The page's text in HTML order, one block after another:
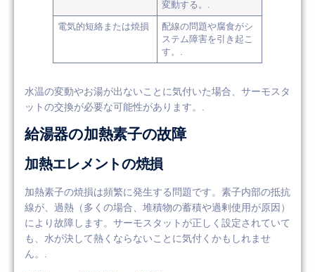
変動する。.
電気的短絡または焼損
配線の問題や腐食がシ
ステム障害を引き起こ
す。.
水温の変動やお湯が出ないことに気付いた場合、サーモスタ
ットの交換が必要な可能性があります。.
給湯器の加熱素子の故障
加熱エレメントの焼損
加熱素子の焼損は頻繁に発生する問題です。素子内部の抵抗
線が、過熱（多くの場合、堆積物の蓄積や過剰使用が原因）
により故障します。サーモスタットが正しく設定されていて
も、水が決して熱くならないことに気付くかもしれませ
ん。.